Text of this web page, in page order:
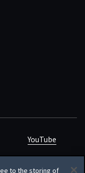
YouTube
to the storing of